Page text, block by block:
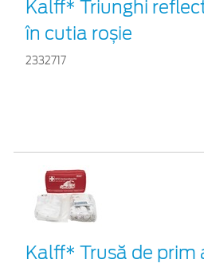
Kalff* Triunghi
în cutia roșie
2332717
Kalff* Trusă de prim